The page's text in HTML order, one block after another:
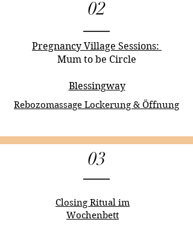
02
Pregnancy Village Sessions:
Mum to be Circle
Blessingway
Rebozomassage Lockerung & Öffnung
03
Closing Ritual im
Wochenbett